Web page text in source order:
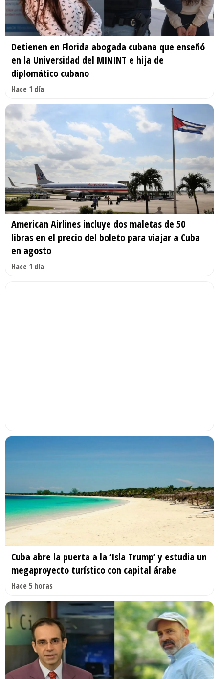
Detienen en Florida abogada cubana que enseñó
en la Universidad del MININT e hija de
diplomático cubano
Hace 1 día
American Airlines incluye dos maletas de 50
libras en el precio del boleto para viajar a Cuba
en agosto
Hace 1 día
Cuba abre la puerta a la ‘Isla Trump’ y estudia un
megaproyecto turístico con capital árabe
Hace 5 horas